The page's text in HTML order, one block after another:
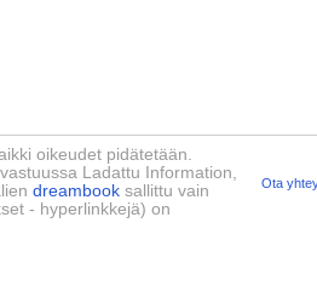
oikeudet pidätetään.
Ladattu Information,
dreambook sallittu vain
- hyperlinkkejä) on
Ota